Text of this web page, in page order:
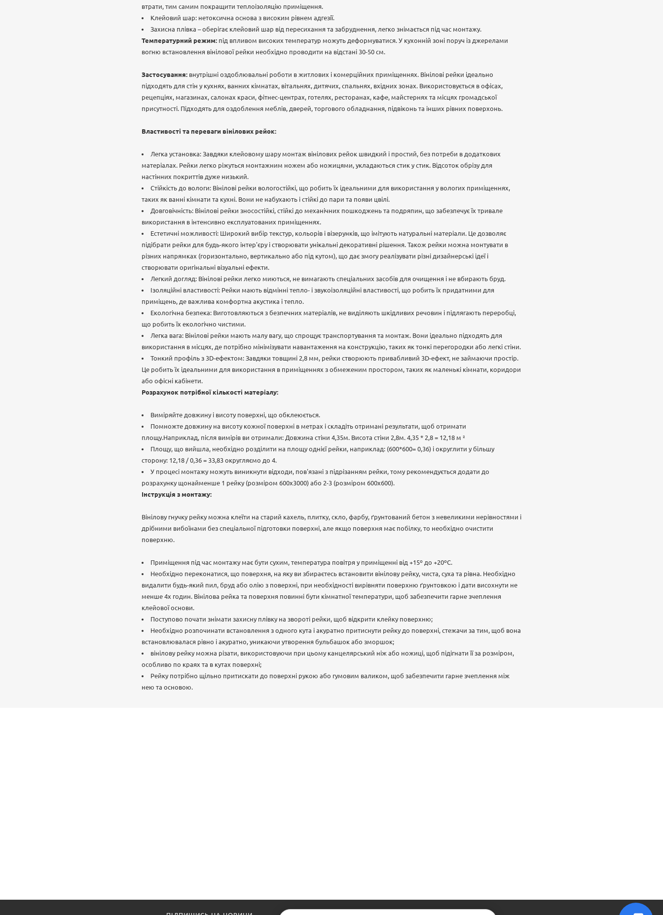
втрати, тим самим покращити теплоізоляцію приміщення.
Клейовий шар: нетоксична основа з високим рівнем адгезії.
Захисна плівка – оберігає клейовий шар від пересихання та забруднення, легко знімається під час монтажу.
Температурний режим: під впливом високих температур можуть деформуватися. У кухонній зоні поруч із джерелами
вогню встановлення вінілової рейки необхідно проводити на відстані 30-50 см.
Застосування: внутрішні оздоблювальні роботи в житлових і комерційних приміщеннях. Вінілові рейки ідеально
підходять для стін у кухнях, ванних кімнатах, вітальнях, дитячих, спальнях, вхідних зонах. Використовується в офісах,
рецепціях, магазинах, салонах краси, фітнес-центрах, готелях, ресторанах, кафе, майстернях та місцях громадської
присутності. Підходять для оздоблення меблів, дверей, торгового обладнання, підвіконь та інших рівних поверхонь.
Властивості та переваги вінілових рейок:
Легка установка: Завдяки клейовому шару монтаж вінілових рейок швидкий і простий, без потреби в додаткових
матеріалах. Рейки легко ріжуться монтажним ножем або ножицями, укладаються стик у стик. Відсоток обрізу для
настінних покриттів дуже низький.
Стійкість до вологи: Вінілові рейки вологостійкі, що робить їх ідеальними для використання у вологих приміщеннях,
таких як ванні кімнати та кухні. Вони не набухають і стійкі до пари та появи цвілі.
Довговічність: Вінілові рейки зносостійкі, стійкі до механічних пошкоджень та подряпин, що забезпечує їх тривале
використання в інтенсивно експлуатованих приміщеннях.
Естетичні можливості: Широкий вибір текстур, кольорів і візерунків, що імітують натуральні матеріали. Це дозволяє
підібрати рейки для будь-якого інтер'єру і створювати унікальні декоративні рішення. Також рейки можна монтувати в
різних напрямках (горизонтально, вертикально або під кутом), що дає змогу реалізувати різні дизайнерські ідеї і
створювати оригінальні візуальні ефекти.
Легкий догляд: Вінілові рейки легко миються, не вимагають спеціальних засобів для очищення і не вбирають бруд.
Ізоляційні властивості: Рейки мають відмінні тепло- і звукоізоляційні властивості, що робить їх придатними для
приміщень, де важлива комфортна акустика і тепло.
Екологічна безпека: Виготовляються з безпечних матеріалів, не виділяють шкідливих речовин і підлягають переробці,
що робить їх екологічно чистими.
Легка вага: Вінілові рейки мають малу вагу, що спрощує транспортування та монтаж. Вони ідеально підходять для
використання в місцях, де потрібно мінімізувати навантаження на конструкцію, таких як тонкі перегородки або легкі стіни.
Тонкий профіль з 3D-ефектом: Завдяки товщині 2,8 мм, рейки створюють привабливий 3D-ефект, не займаючи простір.
Це робить їх ідеальними для використання в приміщеннях з обмеженим простором, таких як маленькі кімнати, коридори
або офісні кабінети.
Розрахунок потрібної кількості матеріалу:
Виміряйте довжину і висоту поверхні, що обклеюється.
Помножте довжину на висоту кожної поверхні в метрах і складіть отримані результати, щоб отримати
площу.Наприклад, після вимірів ви отримали: Довжина стіни 4,35м. Висота стіни 2,8м. 4,35 * 2,8 = 12,18 м ²
Площу, що вийшла, необхідно розділити на площу однієї рейки, наприклад: (600*600= 0,36) і округлити у більшу
сторону: 12,18 / 0,36 = 33,83 округляємо до 4.
У процесі монтажу можуть виникнути відходи, пов'язані з підрізанням рейки, тому рекомендується додати до
розрахунку щонайменше 1 рейку (розміром 600х3000) або 2-3 (розміром 600х600).
Інструкція з монтажу:
Вінілову гнучку рейку можна клеїти на старий кахель, плитку, скло, фарбу, ґрунтований бетон з невеликими нерівностями і
дрібними вибоїнами без спеціальної підготовки поверхні, але якщо поверхня має побілку, то необхідно очистити
поверхню.
Приміщення під час монтажу має бути сухим, температура повітря у приміщенні від +15º до +20ºС.
Необхідно переконатися, що поверхня, на яку ви збираєтесь встановити вінілову рейку, чиста, суха та рівна. Необхідно
видалити будь-який пил, бруд або олію з поверхні, при необхідності вирівняти поверхню ґрунтовкою і дати висохнути не
менше 4х годин. Вінілова рейка та поверхня повинні бути кімнатної температури, щоб забезпечити гарне зчеплення
клейової основи.
Поступово почати знімати захисну плівку на звороті рейки, щоб відкрити клейку поверхню;
Необхідно розпочинати встановлення з одного кута і акуратно притиснути рейку до поверхні, стежачи за тим, щоб вона
встановлювалася рівно і акуратно, уникаючи утворення бульбашок або зморшок;
вінілову рейку можна різати, використовуючи при цьому канцелярський ніж або ножиці, щоб підігнати її за розміром,
особливо по краях та в кутах поверхні;
Рейку потрібно щільно притискати до поверхні рукою або гумовим валиком, щоб забезпечити гарне зчеплення між
нею та основою.